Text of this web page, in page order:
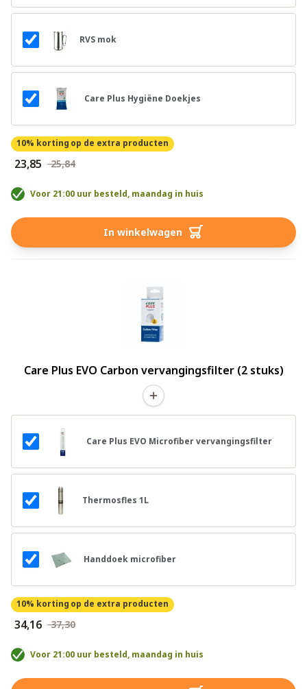
RVS mok
Care Plus Hygiëne Doekjes
10% korting op de extra producten
€ 23,85 € 25,84
Voor 21:00 uur besteld, maandag in huis
In winkelwagen
Care Plus EVO Carbon vervangingsfilter (2 stuks)
Care Plus EVO Microfiber vervangingsfilter
Thermosfles 1L
Handdoek microfiber
10% korting op de extra producten
€ 34,16 € 37,30
Voor 21:00 uur besteld, maandag in huis